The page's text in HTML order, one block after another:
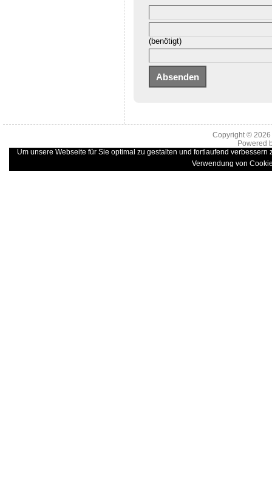
(benötigt)
Copyright ©
Powered
Um unsere Webseite für Sie optimal zu gestalten und fortlaufend
Verwendung von